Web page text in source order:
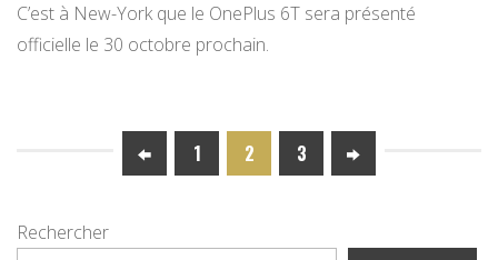
C’est à New-York que le OnePlus 6T sera présenté
officielle le 30 octobre prochain.
1 2 3
Rechercher